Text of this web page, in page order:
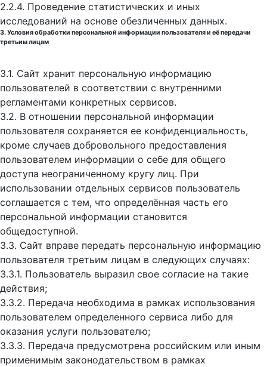
2.2.4. Проведение статистических и иных
исследований на основе обезличенных данных.
3. Условия обработки персональной информации пользователя и её передачи
третьим лицам
3.1. Сайт хранит персональную информацию
пользователей в соответствии с внутренними
регламентами конкретных сервисов.
3.2. В отношении персональной информации
пользователя сохраняется ее конфиденциальность,
кроме случаев добровольного предоставления
пользователем информации о себе для общего
доступа неограниченному кругу лиц. При
использовании отдельных сервисов пользователь
соглашается с тем, что определённая часть его
персональной информации становится
общедоступной.
3.3. Сайт вправе передать персональную информацию
пользователя третьим лицам в следующих случаях:
3.3.1. Пользователь выразил свое согласие на такие
действия;
3.3.2. Передача необходима в рамках использования
пользователем определенного сервиса либо для
оказания услуги пользователю;
3.3.3. Передача предусмотрена российским или иным
применимым законодательством в рамках